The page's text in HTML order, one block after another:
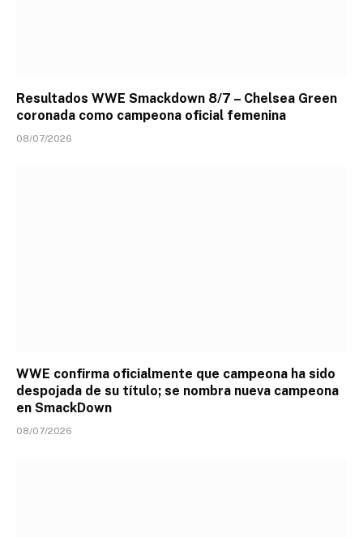
Resultados WWE Smackdown 8/7 – Chelsea Green
coronada como campeona oficial femenina
08/07/2026
WWE confirma oficialmente que campeona ha sido
despojada de su título; se nombra nueva campeona
en SmackDown
08/07/2026